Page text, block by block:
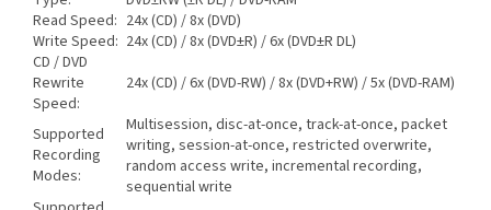
Read Speed: 24x (CD) / 8x (DVD)
Write Speed: 24x (CD) / 8x (DVD±R) / 6x (DVD±R DL)
CD / DVD
Rewrite
Speed:
24x (CD) / 6x (DVD-RW) / 8x (DVD+RW) / 5x (DVD-RAM)
Supported
Recording
Modes:
Multisession, disc-at-once, track-at-once, packet
writing, session-at-once, restricted overwrite,
random access write, incremental recording,
sequential write